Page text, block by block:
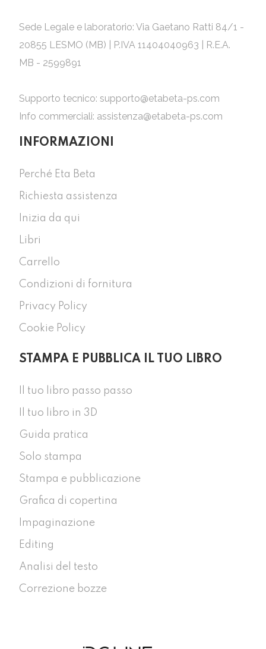
Sede Legale e laboratorio: Via Gaetano Ratti 84/1 -
20855 LESMO (MB) | P.IVA 11404040963 | R.E.A.
MB - 2599891
Supporto tecnico: supporto@etabeta-ps.com
Info commerciali: assistenza@etabeta-ps.com
INFORMAZIONI
Perché Eta Beta
Richiesta assistenza
Inizia da qui
Libri
Carrello
Condizioni di fornitura
Privacy Policy
Cookie Policy
STAMPA E PUBBLICA IL TUO LIBRO
Il tuo libro passo passo
Il tuo libro in 3D
Guida pratica
Solo stampa
Stampa e pubblicazione
Grafica di copertina
Impaginazione
Editing
Analisi del testo
Correzione bozze